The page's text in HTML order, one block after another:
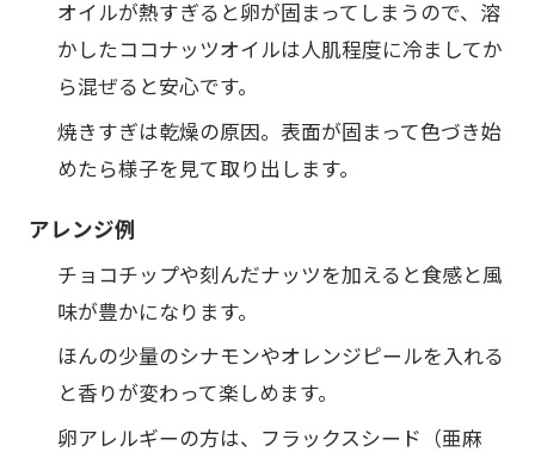
オイルが熱すぎると卵が固まってしまうので、溶
かしたココナッツオイルは人肌程度に冷ましてか
ら混ぜると安心です。
焼きすぎは乾燥の原因。表面が固まって色づき始
めたら様子を見て取り出します。
アレンジ例
チョコチップや刻んだナッツを加えると食感と風
味が豊かになります。
ほんの少量のシナモンやオレンジピールを入れる
と香りが変わって楽しめます。
卵アレルギーの方は、フラックスシード（亜麻